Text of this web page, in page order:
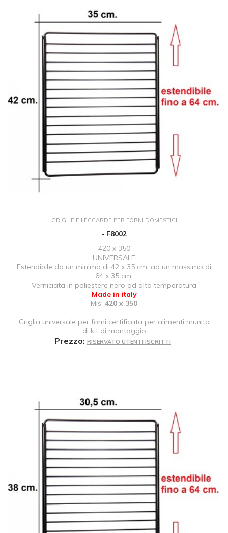
GRIGLIE E LECCARDE PER FORNI DOMESTICI
- F8002
420 x 350
UNIVERSALE
Estendibile da un minimo di 42 x 35 cm. ad un massimo di
64 x 35 cm.
Verniciata in poliestere nero ad alta temperatura
Made in italy
Mis: 420 x 350
Griglia universale per forni certificata per alimenti munita
di kit di montaggio
Prezzo: RISERVATO UTENTI ISCRITTI